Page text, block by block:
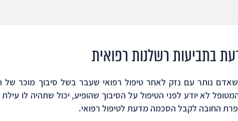
בתביעות רשלנות רפואית
נותר עם נזק לאחר טיפול רפואי שעבר בשל סיבוך מוכר של
לא יודע לפני הטיפול על הסיבוך שהופיע, יכול שתהיה לו עילת
החובה לקבל הסכמה מדעת לטיפול רפואי.